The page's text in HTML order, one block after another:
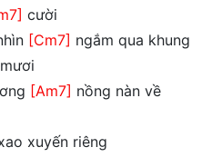
cười
[Cm7] ngắm qua khung
mươi
[Am7] nồng nàn về
xuyến riêng